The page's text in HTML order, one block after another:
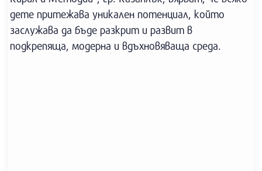
дете притежава уникален потенциал, който
заслужава да бъде разкрит и развит в
подкрепяща, модерна и вдъхновяваща среда.